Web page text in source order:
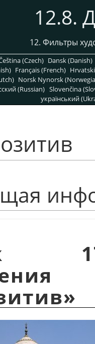
12.8.
12. Фильтры
(Czech) Dansk (Danish)
Français (French)
Norsk Nynorsk
(Russian) Slovenčina
український
»